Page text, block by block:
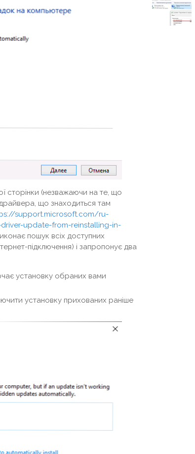
сторінки (незважаючи на те, що
що знаходиться там
support.microsoft.com/ru-
update-from-reinstalling-in-
пошук всіх доступних
підключення) і запропонує два
установку обраних вами
установку прихованих раніше